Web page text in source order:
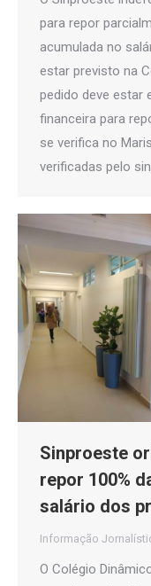
para repor
acumulada no
estar previsto na
pedido deve estar
financeira para
se verifica no
verificadas pelo
Sinproeste
repor 100%
salário dos
Informação
O Colégio